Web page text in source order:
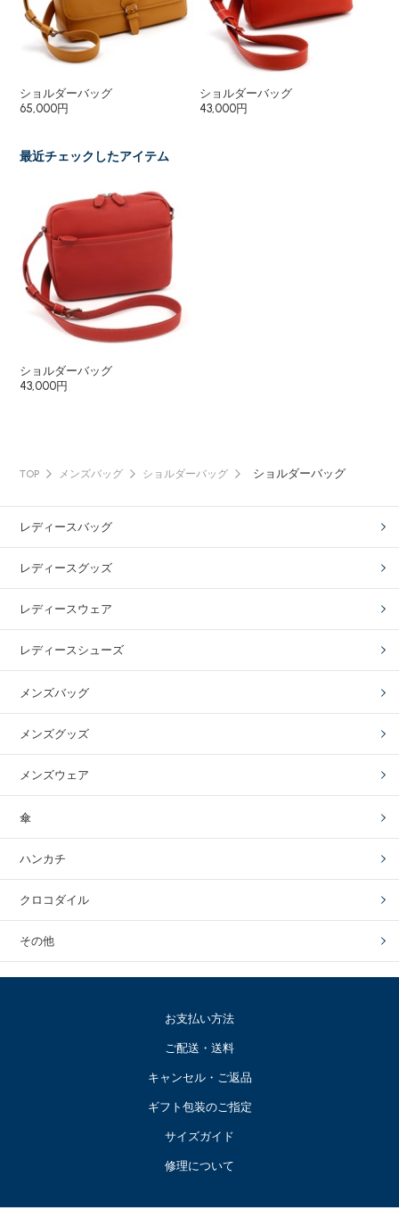
ショルダーバッグ
65,000円
ショルダーバッグ
43,000円
最近チェックしたアイテム
ショルダーバッグ
43,000円
TOP メンズバッグ ショルダーバッグ ショルダーバッグ
レディースバッグ
レディースグッズ
レディースウェア
レディースシューズ
メンズバッグ
メンズグッズ
メンズウェア
傘
ハンカチ
クロコダイル
その他
お支払い方法
ご配送・送料
キャンセル・ご返品
ギフト包装のご指定
サイズガイド
修理について